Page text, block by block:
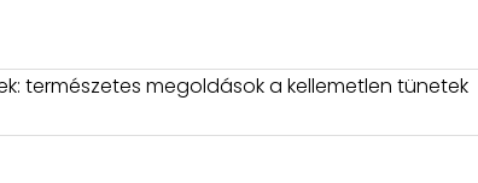
természetes megoldások a kellemetlen tünetek